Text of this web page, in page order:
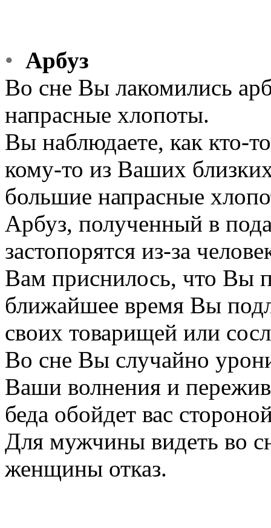
• Арбуз
Во сне Вы лакомились
напрасные хлопоты.
Вы наблюдаете, как кто-
кому-то из Ваших
большие напрасные
Арбуз, полученный в
застопорятся из-за
Вам приснилось, что Вы
ближайшее время Вы
своих товарищей или
Во сне Вы случайно
Ваши волнения и
беда обойдет вас
Для мужчины видеть во
женщины отказ.